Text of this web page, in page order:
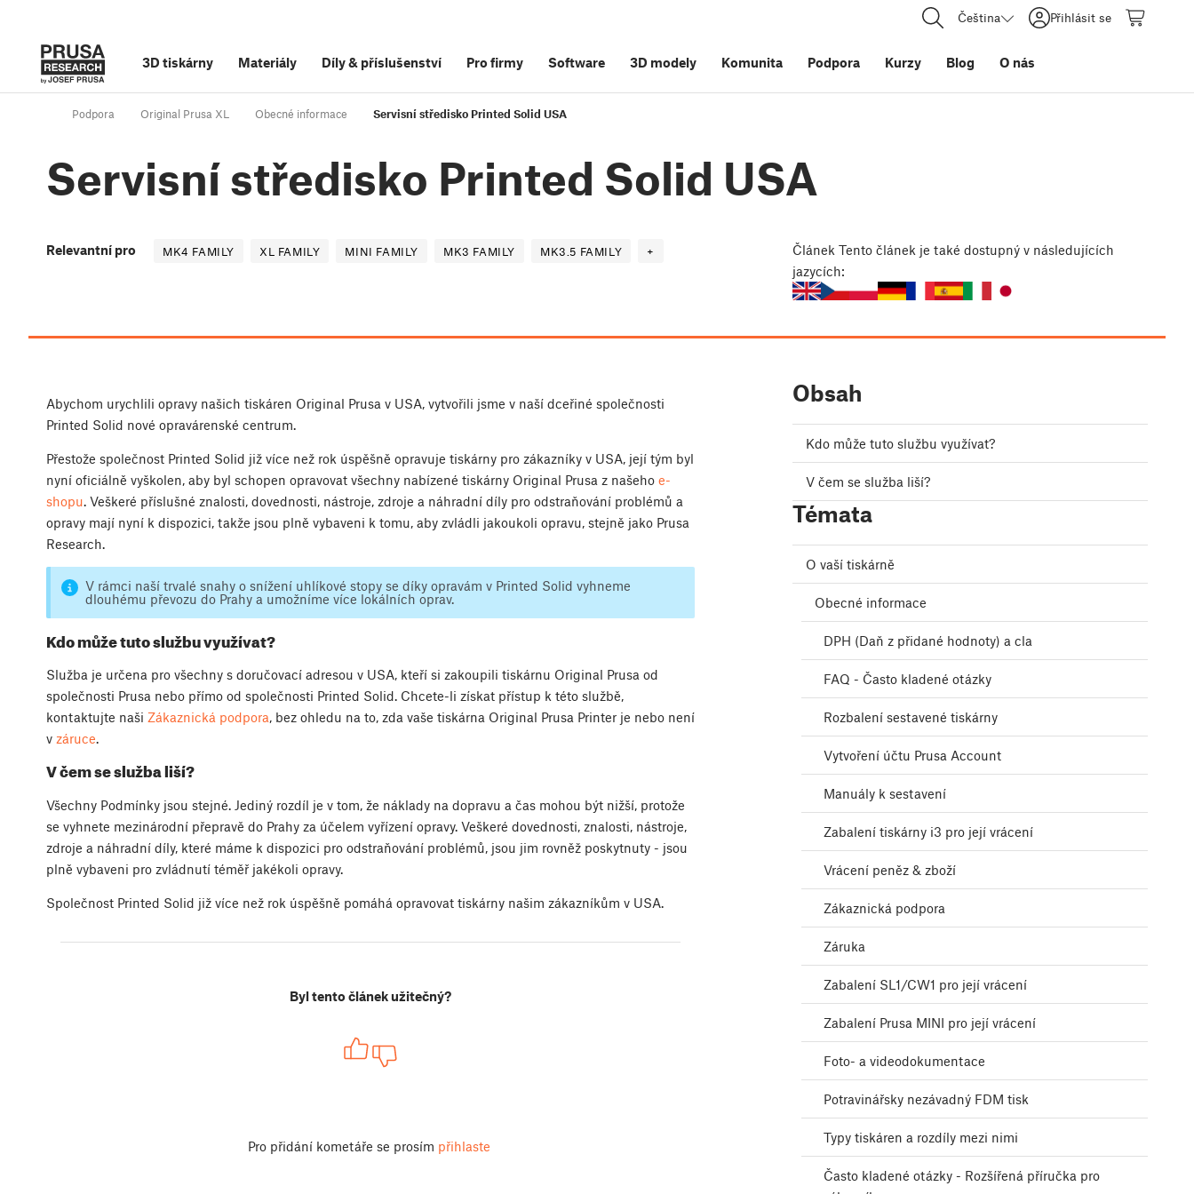
Čeština Přihlásit se
3D tiskárny Materiály Díly& příslušenství Pro firmy Software 3D modely Komunita Podpora Kurzy Blog O nás
Podpora Original Prusa XL Obecné informace Servisní středisko Printed Solid USA
Servisní středisko Printed Solid USA
Relevantní pro MK4 FAMILY XL FAMILY MINI FAMILY MK3 FAMILY MK3.5 FAMILY + Článek Tento článek je také dostupný v následujících
jazycích:
Abychom urychlili opravy našich tiskáren Original Prusa v USA, vytvořili jsme v naší dceřiné společnosti
Printed Solid nové opravárenské centrum.
Přestože společnost Printed Solid již více než rok úspěšně opravuje tiskárny pro zákazníky v USA, její tým byl
nyní oficiálně vyškolen, aby byl schopen opravovat všechny nabízené tiskárny Original Prusa z našeho e-
shopu. Veškeré příslušné znalosti, dovednosti, nástroje, zdroje a náhradní díly pro odstraňování problémů a
opravy mají nyní k dispozici, takže jsou plně vybaveni k tomu, aby zvládli jakoukoli opravu, stejně jako Prusa
Research.
V rámci naší trvalé snahy o snížení uhlíkové stopy se díky opravám v Printed Solid vyhneme
dlouhému převozu do Prahy a umožníme více lokálních oprav.
Kdo může tuto službu využívat?
Služba je určena pro všechny s doručovací adresou v USA, kteří si zakoupili tiskárnu Original Prusa od
společnosti Prusa nebo přímo od společnosti Printed Solid. Chcete-li získat přístup k této službě,
kontaktujte naši Zákaznická podpora, bez ohledu na to, zda vaše tiskárna Original Prusa Printer je nebo není
v záruce.
V čem se služba liší?
Všechny Podmínky jsou stejné. Jediný rozdíl je v tom, že náklady na dopravu a čas mohou být nižší, protože
se vyhnete mezinárodní přepravě do Prahy za účelem vyřízení opravy. Veškeré dovednosti, znalosti, nástroje,
zdroje a náhradní díly, které máme k dispozici pro odstraňování problémů, jsou jim rovněž poskytnuty - jsou
plně vybaveni pro zvládnutí téměř jakékoli opravy.
Společnost Printed Solid již více než rok úspěšně pomáhá opravovat tiskárny našim zákazníkům v USA.
Byl tento článek užitečný?
Pro přidání kometáře se prosím přihlaste
Obsah
Kdo může tuto službu využívat?
V čem se služba liší?
Témata
O vaší tiskárně
Obecné informace
DPH (Daň z přidané hodnoty) a cla
FAQ - Často kladené otázky
Rozbalení sestavené tiskárny
Vytvoření účtu Prusa Account
Manuály k sestavení
Zabalení tiskárny i3 pro její vrácení
Vrácení peněz & zboží
Zákaznická podpora
Záruka
Zabalení SL1/CW1 pro její vrácení
Zabalení Prusa MINI pro její vrácení
Foto- a videodokumentace
Potravinářsky nezávadný FDM tisk
Typy tiskáren a rozdíly mezi nimi
Často kladené otázky - Rozšířená příručka pro